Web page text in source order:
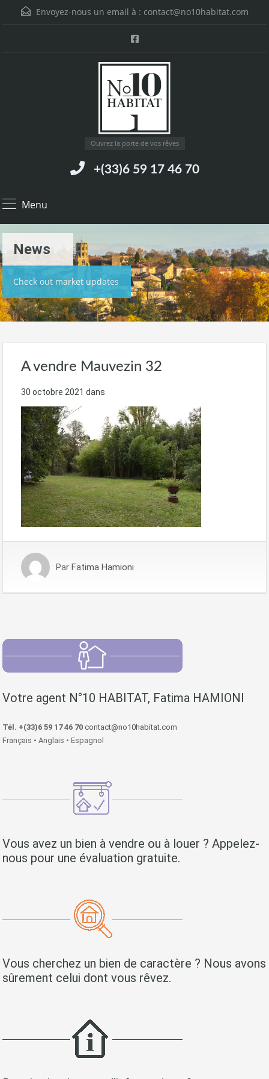
Envoyez-nous un email à : contact@no10habitat.com
Ouvrez la porte de vos rêves
+(33)6 59 17 46 70
Menu
News
Check out market updates
A vendre Mauvezin 32
30 octobre 2021 dans
Par Fatima Hamioni
Votre agent N°10 HABITAT, Fatima HAMIONI
Tél. +(33)6 59 17 46 70 contact@no10habitat.com
Français • Anglais • Espagnol
Vous avez un bien à vendre ou à louer ? Appelez-
nous pour une évaluation gratuite.
Vous cherchez un bien de caractère ? Nous avons
sûrement celui dont vous rêvez.